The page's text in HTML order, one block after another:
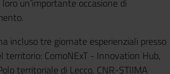
un’importante occasione di
incluso tre giornate esperienziali presso
territorio: ComoNExT - Innovation Hub,
territoriale di Lecco, CNR-STIIMA